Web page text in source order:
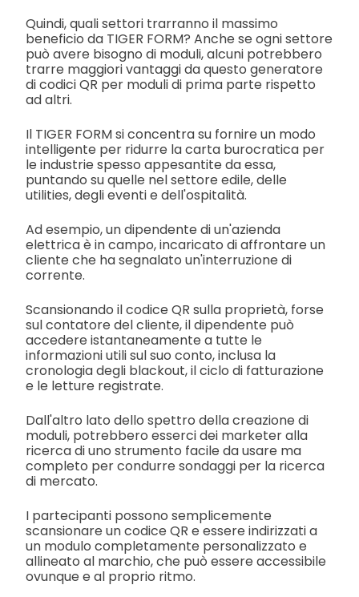
Quindi, quali settori trarranno il massimo
beneficio da TIGER FORM? Anche se ogni settore
può avere bisogno di moduli, alcuni potrebbero
trarre maggiori vantaggi da questo generatore
di codici QR per moduli di prima parte rispetto
ad altri.
Il TIGER FORM si concentra su fornire un modo
intelligente per ridurre la carta burocratica per
le industrie spesso appesantite da essa,
puntando su quelle nel settore edile, delle
utilities, degli eventi e dell'ospitalità.
Ad esempio, un dipendente di un'azienda
elettrica è in campo, incaricato di affrontare un
cliente che ha segnalato un'interruzione di
corrente.
Scansionando il codice QR sulla proprietà, forse
sul contatore del cliente, il dipendente può
accedere istantaneamente a tutte le
informazioni utili sul suo conto, inclusa la
cronologia degli blackout, il ciclo di fatturazione
e le letture registrate.
Dall'altro lato dello spettro della creazione di
moduli, potrebbero esserci dei marketer alla
ricerca di uno strumento facile da usare ma
completo per condurre sondaggi per la ricerca
di mercato.
I partecipanti possono semplicemente
scansionare un codice QR e essere indirizzati a
un modulo completamente personalizzato e
allineato al marchio, che può essere accessibile
ovunque e al proprio ritmo.